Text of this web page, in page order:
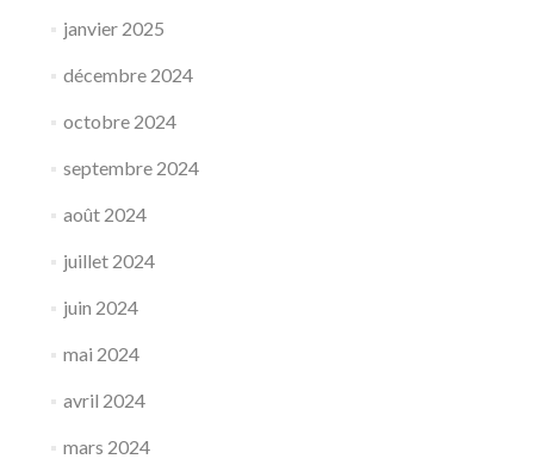
janvier 2025
décembre 2024
octobre 2024
septembre 2024
août 2024
juillet 2024
juin 2024
mai 2024
avril 2024
mars 2024